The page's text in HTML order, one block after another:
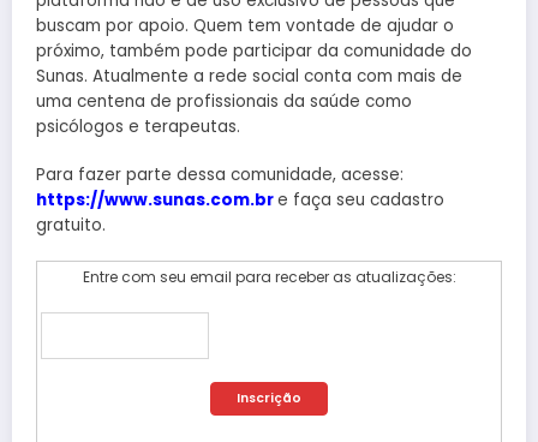
buscam por apoio. Quem tem vontade de ajudar o
próximo, também pode participar da comunidade do
Sunas. Atualmente a rede social conta com mais de
uma centena de profissionais da saúde como
psicólogos e terapeutas.
Para fazer parte dessa comunidade, acesse:
https://www.sunas.com.bre faça seu cadastro
gratuito.
Entre com seu email para receber as atualizações: